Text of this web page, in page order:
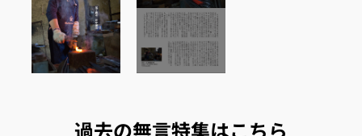
過去の無言特集はこちら